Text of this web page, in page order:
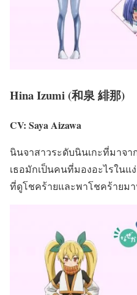
Hina Izumi (和泉 緋那)
CV: Saya Aizawa
นินจาสาวระดับนินเกะที่มาจา
เธอมักเป็นคนที่มองอะไรในแ
ที่ดูโชคร้ายและพาโชคร้ายม